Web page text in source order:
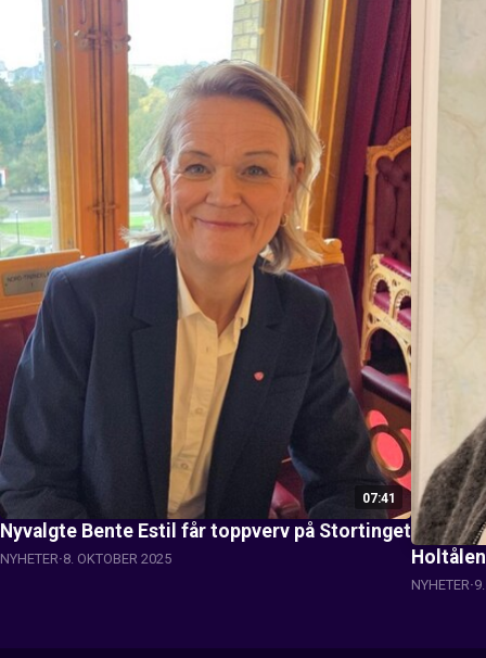
07:41
Nyvalgte Bente Estil får toppverv på Stortinget
NYHETER 8. OKTOBER 2025
NYHETER